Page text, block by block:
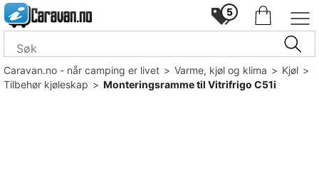
5
Caravan.no - når camping er livet>Varme, kjøl og klima>Kjøl>
Tilbehør kjøleskap>Monteringsramme til Vitrifrigo C51i